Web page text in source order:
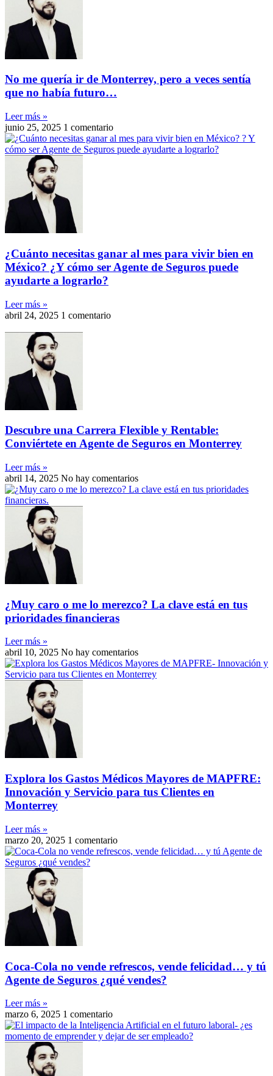
No me quería ir de Monterrey, pero a veces sentía
que no había futuro…
Leer más »
junio 25, 2025 1 comentario
¿Cuánto necesitas ganar al mes para vivir bien en
México? ¿Y cómo ser Agente de Seguros puede
ayudarte a lograrlo?
Leer más »
abril 24, 2025 1 comentario
Descubre una Carrera Flexible y Rentable:
Conviértete en Agente de Seguros en Monterrey
Leer más »
abril 14, 2025 No hay comentarios
¿Muy caro o me lo merezco? La clave está en tus
prioridades financieras
Leer más »
abril 10, 2025 No hay comentarios
Explora los Gastos Médicos Mayores de MAPFRE:
Innovación y Servicio para tus Clientes en
Monterrey
Leer más »
marzo 20, 2025 1 comentario
Coca-Cola no vende refrescos, vende felicidad… y tú
Agente de Seguros ¿qué vendes?
Leer más »
marzo 6, 2025 1 comentario